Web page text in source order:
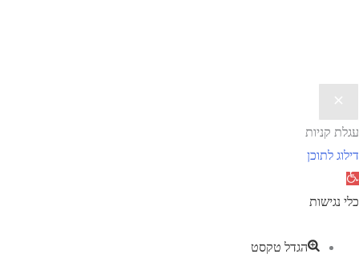
עגלת קניות
דילוג לתוכן
פתח
סרגל
כלי נגישות
הגדל טקסט